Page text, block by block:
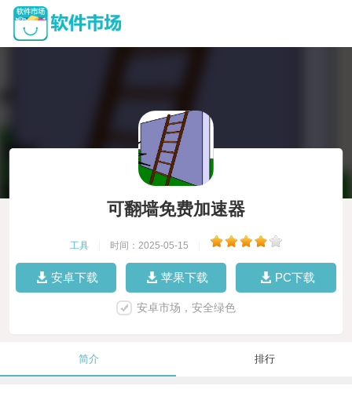
可翻墙免费加速器
工具 时间：2025-05-15
安卓下载 苹果下载 PC下载
安卓市场，安全绿色
简介 排行